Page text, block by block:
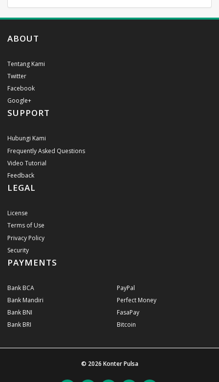
ABOUT
Tentang Kami
Twitter
Facebook
Google+
SUPPORT
Hubungi Kami
Frequently Asked Questions
Video Tutorial
Feedback
LEGAL
License
Terms of Use
Privacy Policy
Security
PAYMENTS
Bank BCA
Bank Mandiri
Bank BNI
Bank BRI
PayPal
Perfect Money
FasaPay
Bitcoin
© 2026 Konter Pulsa